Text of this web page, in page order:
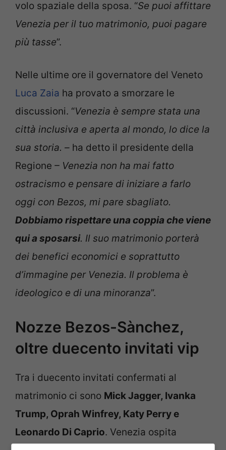
volo spaziale della sposa. “Se puoi affittare
Venezia per il tuo matrimonio, puoi pagare
più tasse”.
Nelle ultime ore il governatore del Veneto
Luca Zaia ha provato a smorzare le
discussioni. “Venezia è sempre stata una
città inclusiva e aperta al mondo, lo dice la
sua storia. – ha detto il presidente della
Regione – Venezia non ha mai fatto
ostracismo e pensare di iniziare a farlo
oggi con Bezos, mi pare sbagliato.
Dobbiamo rispettare una coppia che viene
qui a sposarsi. Il suo matrimonio porterà
dei benefici economici e soprattutto
d’immagine per Venezia. Il problema è
ideologico e di una minoranza”.
Nozze Bezos-Sànchez,
oltre duecento invitati vip
Tra i duecento invitati confermati al
matrimonio ci sono Mick Jagger, Ivanka
Trump, Oprah Winfrey, Katy Perry e
Leonardo Di Caprio. Venezia ospita